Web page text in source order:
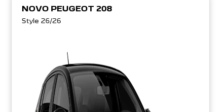
NOVO PEUGEOT 208
Style 26/26